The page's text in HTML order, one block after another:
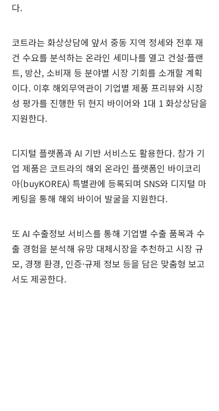
다.
코트라는 화상상담에 앞서 중동 지역 정세와 전후 재
건 수요를 분석하는 온라인 세미나를 열고 건설·플랜
트, 방산, 소비재 등 분야별 시장 기회를 소개할 계획
이다. 이후 해외무역관이 기업별 제품 프리뷰와 시장
성 평가를 진행한 뒤 현지 바이어와 1대 1 화상상담을
지원한다.
디지털 플랫폼과 AI 기반 서비스도 활용한다. 참가 기
업 제품은 코트라의 해외 온라인 플랫폼인 바이코리
아(buyKOREA) 특별관에 등록되며 SNS와 디지털 마
케팅을 통해 해외 바이어 발굴을 지원한다.
또 AI 수출정보 서비스를 통해 기업별 수출 품목과 수
출 경험을 분석해 유망 대체시장을 추천하고 시장 규
모, 경쟁 환경, 인증·규제 정보 등을 담은 맞춤형 보고
서도 제공한다.